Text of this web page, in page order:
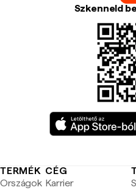
Szkenneld
TERMÉK
Országok
CÉG
Karrier